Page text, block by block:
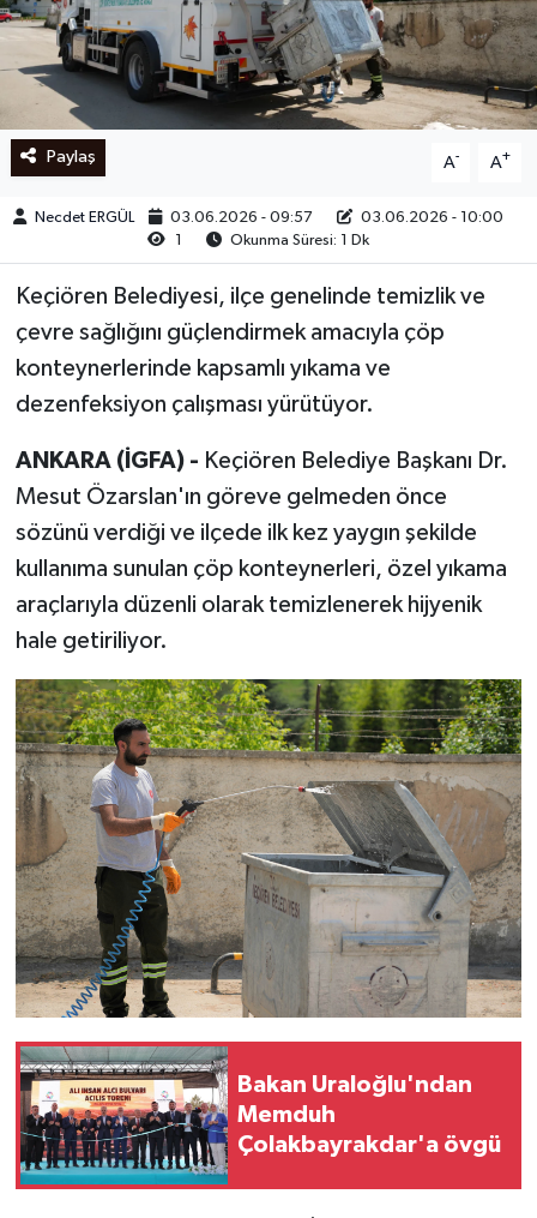
Paylaş A- A+
Necdet ERGÜL 03.06.2026 - 09:57
03.06.2026 - 10:00
1
Okunma Süresi: 1 Dk
Keçiören Belediyesi, ilçe genelinde temizlik ve
çevre sağlığını güçlendirmek amacıyla çöp
konteynerlerinde kapsamlı yıkama ve
dezenfeksiyon çalışması yürütüyor.
ANKARA (İGFA) - Keçiören Belediye Başkanı Dr.
Mesut Özarslan'ın göreve gelmeden önce
sözünü verdiği ve ilçede ilk kez yaygın şekilde
kullanıma sunulan çöp konteynerleri, özel yıkama
araçlarıyla düzenli olarak temizlenerek hijyenik
hale getiriliyor.
Bakan Uraloğlu'ndan
Memduh
Çolakbayrakdar'a övgü
Ege
İzmir
İletişim
Künye
Yerel